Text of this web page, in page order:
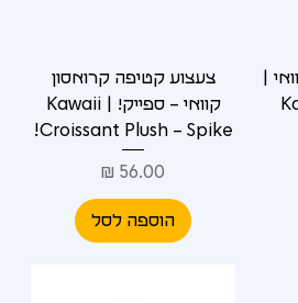
|
צעצוע קטיפה קרואסון
קוואי – ספייק! | Kawaii
Croissant Plush – Spike!
מחיר
הוספה לסל